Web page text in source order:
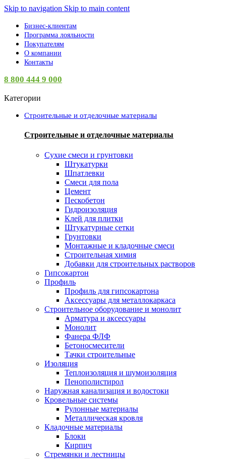
Skip to navigation Skip to main content
Бизнес-клиентам
Программа лояльности
Покупателям
О компании
Контакты
8 800 444 9 000
Категории
Строительные и отделочные материалы
Строительные и отделочные материалы
Сухие смеси и грунтовки
Штукатурки
Шпатлевки
Смеси для пола
Цемент
Пескобетон
Гидроизоляция
Клей для плитки
Штукатурные сетки
Грунтовки
Монтажные и кладочные смеси
Строительная химия
Добавки для строительных растворов
Гипсокартон
Профиль
Профиль для гипсокартона
Аксессуары для металлокаркаса
Строительное оборудование и монолит
Арматура и аксессуары
Монолит
Фанера ФЛФ
Бетоносмесители
Тачки строительные
Изоляция
Теплоизоляция и шумоизоляция
Пенополистирол
Наружная канализация и водостоки
Кровельные системы
Рулонные материалы
Металлическая кровля
Кладочные материалы
Блоки
Кирпич
Стремянки и лестницы